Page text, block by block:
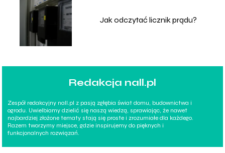
Jak odczytać licznik prądu?
Redakcja nall.pl
Zespół redakcyjny nall.pl z pasją zgłębia świat domu, budownictwa i
ogrodu. Uwielbiamy dzielić się naszą wiedzą, sprawiając, że nawet
najbardziej złożone tematy stają się proste i zrozumiałe dla każdego.
Razem tworzymy miejsce, gdzie inspirujemy do pięknych i
funkcjonalnych rozwiązań.